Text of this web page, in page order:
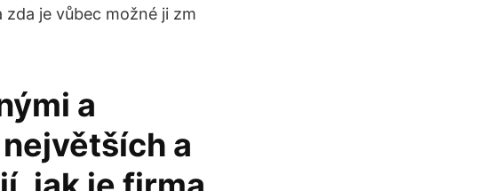
je vůbec možné ji zm
a
a